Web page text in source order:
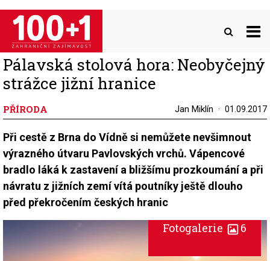
Přejít
hlavnímu
obsahu
Pálavská stolová hora: Neobyčejný
strážce jižní hranice
PŘÍRODA Jan Miklín 01.09.2017
Při cestě z Brna do Vídně si nemůžete nevšimnout
výrazného útvaru Pavlovských vrchů. Vápencové
bradlo láká k zastavení a bližšímu prozkoumání a při
návratu z jižních zemí vítá poutníky ještě dlouho
před překročením českých hranic
Fotogalerie 6